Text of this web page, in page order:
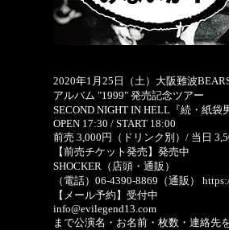
2020年1月25日（土）大阪難波
アルバム "1999" 発売記念ツアー
SECOND NIGHT IN HELL『続・紙袋
OPEN 17:30 / START 18:00
前売 3,000円（ドリンク別）/ 当日
【前売チケット発売】発売中
SHOCKER（店頭・通販）
（電話）06-4390-8869（通販）
【メール予約】受付中
info@evilegend13.com
まで公演名・お名前・枚数・連絡先